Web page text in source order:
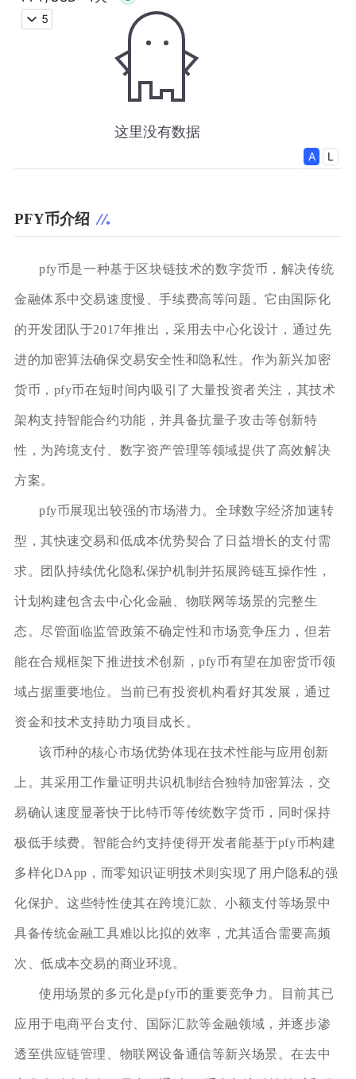
PFY币介绍
pfy币是一种基于区块链技术的数字货币，解决传统
金融体系中交易速度慢、手续费高等问题。它由国际化
的开发团队于2017年推出，采用去中心化设计，通过先
进的加密算法确保交易安全性和隐私性。作为新兴加密
货币，pfy币在短时间内吸引了大量投资者关注，其技术
架构支持智能合约功能，并具备抗量子攻击等创新特
性，为跨境支付、数字资产管理等领域提供了高效解决
方案。
pfy币展现出较强的市场潜力。全球数字经济加速转
型，其快速交易和低成本优势契合了日益增长的支付需
求。团队持续优化隐私保护机制并拓展跨链互操作性，
计划构建包含去中心化金融、物联网等场景的完整生
态。尽管面临监管政策不确定性和市场竞争压力，但若
能在合规框架下推进技术创新，pfy币有望在加密货币领
域占据重要地位。当前已有投资机构看好其发展，通过
资金和技术支持助力项目成长。
该币种的核心市场优势体现在技术性能与应用创新
上。其采用工作量证明共识机制结合独特加密算法，交
易确认速度显著快于比特币等传统数字货币，同时保持
极低手续费。智能合约支持使得开发者能基于pfy币构建
多样化DApp，而零知识证明技术则实现了用户隐私的强
化保护。这些特性使其在跨境汇款、小额支付等场景中
具备传统金融工具难以比拟的效率，尤其适合需要高频
次、低成本交易的商业环境。
使用场景的多元化是pfy币的重要竞争力。目前其已
应用于电商平台支付、国际汇款等金融领域，并逐步渗
透至供应链管理、物联网设备通信等新兴场景。在去中